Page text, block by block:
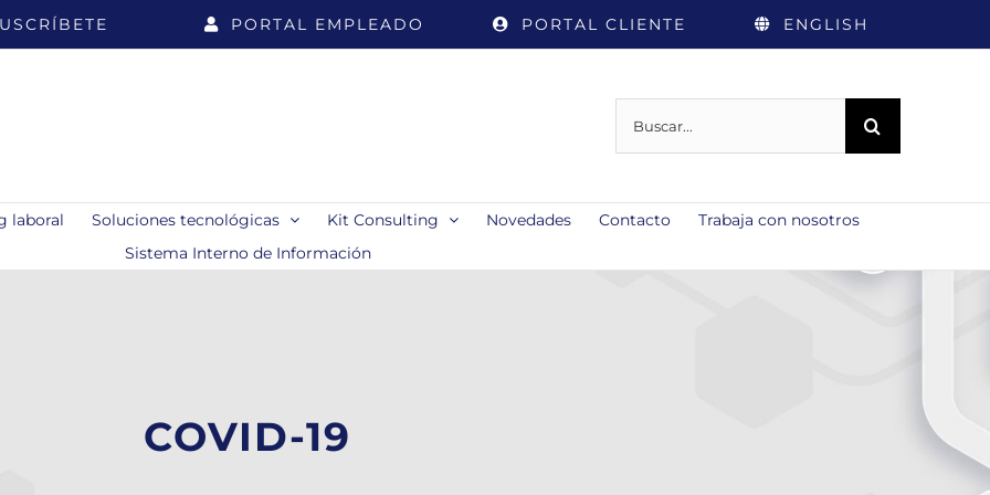
PORTAL EMPLEADO PORTAL CLIENTE ENGLISH
laboral Soluciones tecnológicas Kit Consulting Novedades Contacto
Trabaja con nosotros
Sistema Interno de Información
COVID-19